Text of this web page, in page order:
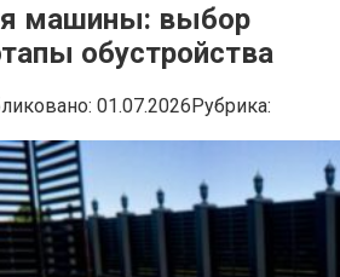
машины: выбор
обустройства
01.07.2026Рубрика: